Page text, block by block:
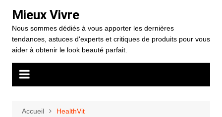
contenu
Mieux Vivre
Nous sommes dédiés à vous apporter les dernières
tendances, astuces d'experts et critiques de produits pour vous
aider à obtenir le look beauté parfait.
Accueil HealthVit